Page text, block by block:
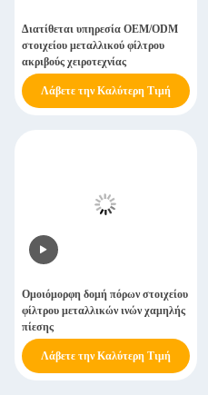
Διατίθεται υπηρεσία OEM/ODM
στοιχείου μεταλλικού φίλτρου
ακριβούς χειροτεχνίας
Λάβετε την Καλύτερη Τιμή
Ομοιόμορφη δομή πόρων στοιχείου
φίλτρου μεταλλικών ινών χαμηλής
πίεσης
Λάβετε την Καλύτερη Τιμή